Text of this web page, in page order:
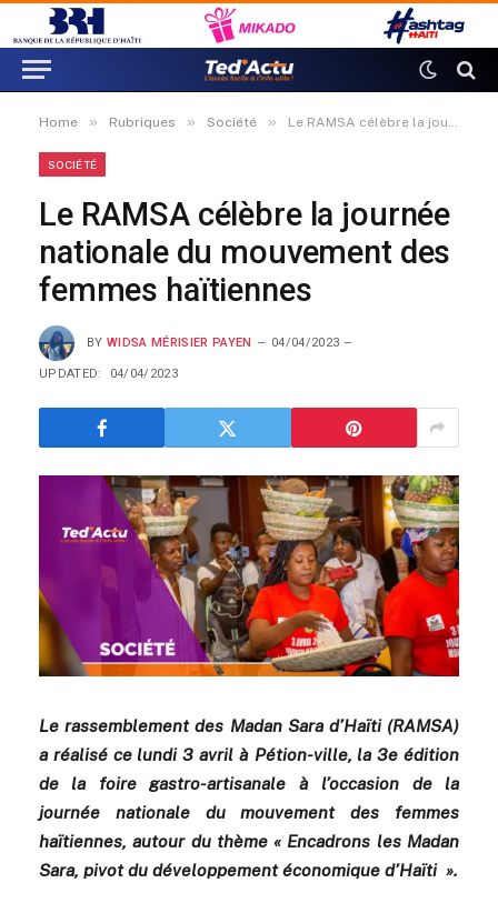
Home » Rubriques » Société » Le RAMSA célèbre la journée nationale du mouvement des femmes haïtiennes
SOCIÉTÉ
Le RAMSA célèbre la journée
nationale du mouvement des
femmes haïtiennes
BY WIDSA MÉRISIER PAYEN 04/04/2023
UPDATED: 04/04/2023
Le rassemblement des Madan Sara d’Haïti (RAMSA)
a réalisé ce lundi 3 avril à Pétion-ville, la 3e édition
de la foire gastro-artisanale à l’occasion de la
journée nationale du mouvement des femmes
haïtiennes, autour du thème « Encadrons les Madan
Sara, pivot du développement économique d’Haïti ».